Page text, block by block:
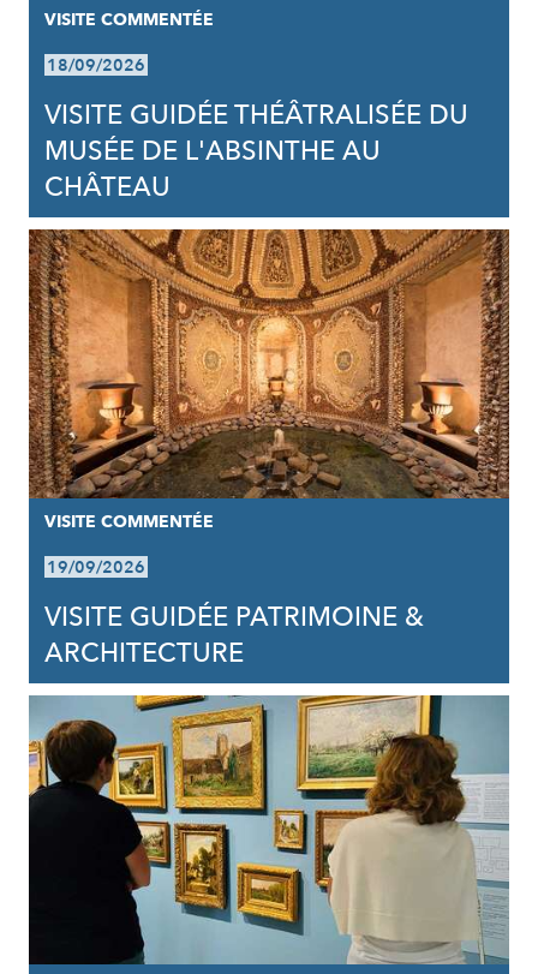
VISITE COMMENTÉE
18/09/2026
VISITE GUIDÉE THÉÂTRALISÉE DU
MUSÉE DE L'ABSINTHE AU
CHÂTEAU
VISITE COMMENTÉE
19/09/2026
VISITE GUIDÉE PATRIMOINE &
ARCHITECTURE